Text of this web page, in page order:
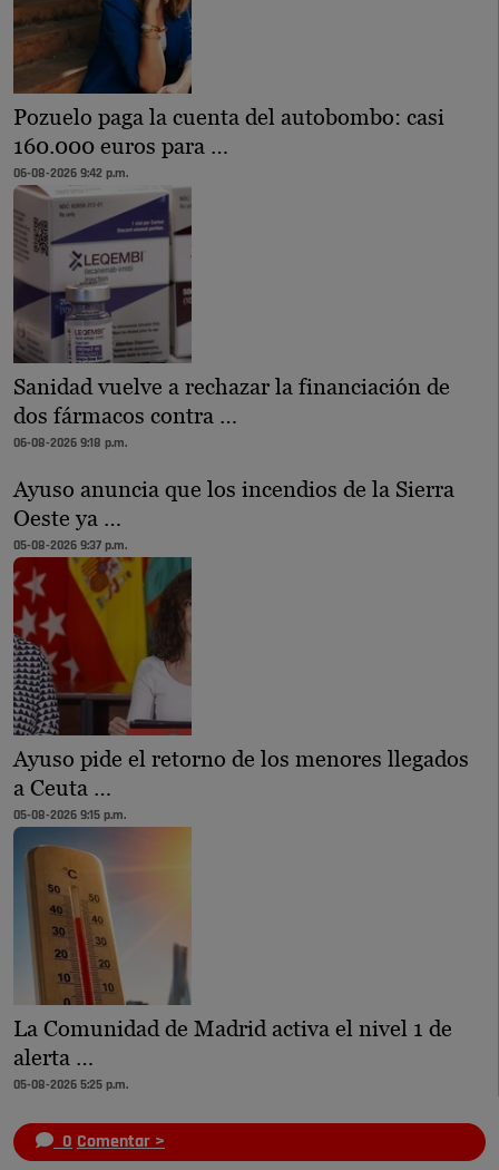
Pozuelo paga la cuenta del autobombo: casi
160.000 euros para …
06-08-2026 9:42 p.m.
Sanidad vuelve a rechazar la financiación de
dos fármacos contra …
06-08-2026 9:18 p.m.
Ayuso anuncia que los incendios de la Sierra
Oeste ya …
05-08-2026 9:37 p.m.
Ayuso pide el retorno de los menores llegados
a Ceuta …
05-08-2026 9:15 p.m.
La Comunidad de Madrid activa el nivel 1 de
alerta …
05-08-2026 5:25 p.m.
0 Comentar >